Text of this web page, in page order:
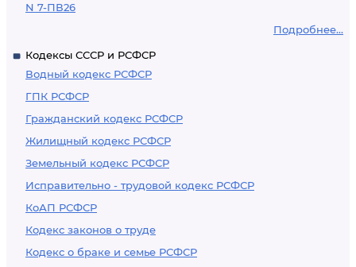
N 7-ПВ26
Подробнее...
Кодексы СССР и РСФСР
Водный кодекс РСФСР
ГПК РСФСР
Гражданский кодекс РСФСР
Жилищный кодекс РСФСР
Земельный кодекс РСФСР
Исправительно - трудовой кодекс РСФСР
КоАП РСФСР
Кодекс законов о труде
Кодекс о браке и семье РСФСР